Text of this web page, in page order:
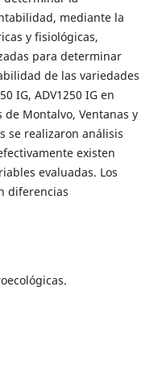
mediante la
y fisiológicas,
para determinar
de las variedades
IG, ADV1250 IG en
Montalvo, Ventanas y
se realizaron análisis
existen
evaluadas. Los
diferencias